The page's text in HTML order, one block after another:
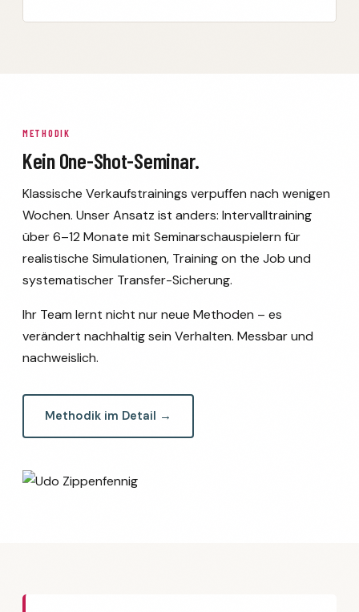
METHODIK
Kein One-Shot-Seminar.
Klassische Verkaufstrainings verpuffen nach wenigen
Wochen. Unser Ansatz ist anders: Intervalltraining
über 6–12 Monate mit Seminarschauspielern für
realistische Simulationen, Training on the Job und
systematischer Transfer-Sicherung.
Ihr Team lernt nicht nur neue Methoden – es
verändert nachhaltig sein Verhalten. Messbar und
nachweislich.
Methodik im Detail →